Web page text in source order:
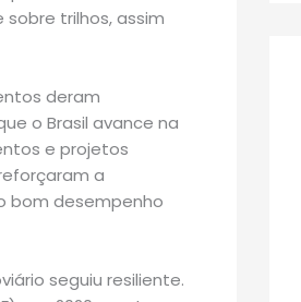
trilhos, assim
deram
o Brasil avance na
e projetos
a
bom desempenho
seguiu resiliente.